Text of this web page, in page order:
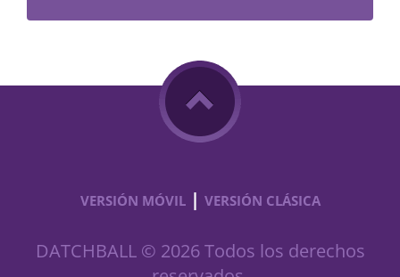
VERSIÓN MÓVIL | VERSIÓN CLÁSICA
DATCHBALL © 2026 Todos los derechos